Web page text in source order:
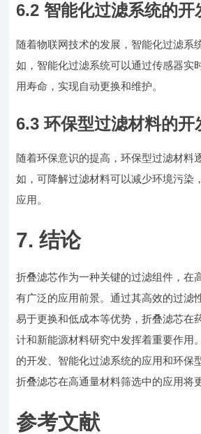
6.2 智能化过滤系统的开
随着物联网技术的发展，智能化过滤系
如，智能化过滤系统可以通过传感器实
用寿命，实现自动更换和维护。
6.3 环保型过滤材料的开
随着环保意识的提高，环保型过滤材料
如，可降解过滤材料可以减少环境污染
应用。
7. 结论
折叠滤芯作为一种关键的过滤组件，在
有广泛的应用前景。通过其高效的过滤
易于更换和低成本等优势，折叠滤芯在
计和新能源材料研究中发挥着重要作用
的开发、智能化过滤系统的应用和环保
折叠滤芯在高通量材料筛选中的应用将
参考文献